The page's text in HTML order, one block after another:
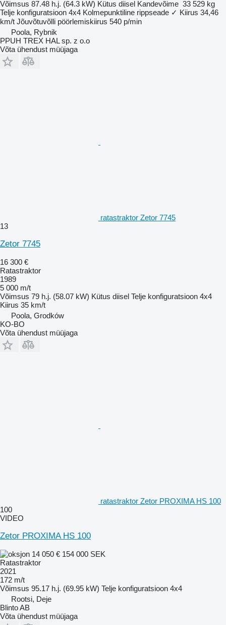
Võimsus 87.48 h.j. (64.3 kW) Kütus diisel Kandevõime 33 529 kg
Telje konfiguratsioon 4x4 Kolmepunktiline rippseade ✓ Kiirus 34,46
km/t Jõuvõtuvõlli pöörlemiskiirus 540 p/min
Poola, Rybnik
PPUH TREX HAL sp. z o.o
Võta ühendust müüjaga
ratastraktor Zetor 7745
13
Zetor 7745
16 300 €
Ratastraktor
1989
5 000 m/t
Võimsus 79 h.j. (58.07 kW) Kütus diisel Telje konfiguratsioon 4x4
Kiirus 35 km/t
Poola, Grodków
KO-BO
Võta ühendust müüjaga
ratastraktor Zetor PROXIMA HS 100
100
VIDEO
Zetor PROXIMA HS 100
14 050 € 154 000 SEK
Ratastraktor
2021
172 m/t
Võimsus 95.17 h.j. (69.95 kW) Telje konfiguratsioon 4x4
Rootsi, Deje
Blinto AB
Võta ühendust müüjaga